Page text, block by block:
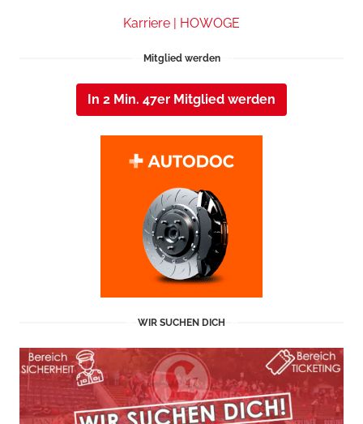
Karriere | HOWOGE
Mitglied werden
In 2 Min. 47er Mitglied werden
WIR SUCHEN DICH